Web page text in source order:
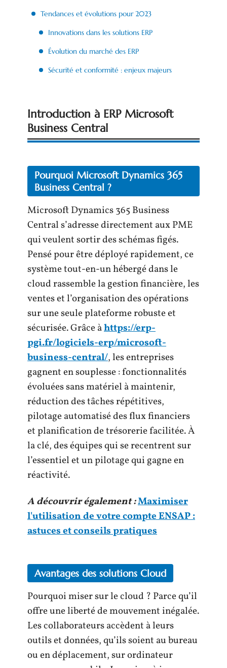
Tendances et évolutions pour 2023
Innovations dans les solutions ERP
Évolution du marché des ERP
Sécurité et conformité : enjeux majeurs
Introduction à ERP Microsoft
Business Central
Pourquoi Microsoft Dynamics 365
Business Central ?
Microsoft Dynamics 365 Business
Central s’adresse directement aux PME
qui veulent sortir des schémas figés.
Pensé pour être déployé rapidement, ce
système tout-en-un hébergé dans le
cloud rassemble la gestion financière, les
ventes et l’organisation des opérations
sur une seule plateforme robuste et
sécurisée. Grâce àhttps://erp-
pgi.fr/logiciels-erp/microsoft-
business-central/, les entreprises
gagnent en souplesse : fonctionnalités
évoluées sans matériel à maintenir,
réduction des tâches répétitives,
pilotage automatisé des flux financiers
et planification de trésorerie facilitée. À
la clé, des équipes qui se recentrent sur
l’essentiel et un pilotage qui gagne en
réactivité.
A découvrir également :Maximiser
l'utilisation de votre compte ENSAP :
astuces et conseils pratiques
Avantages des solutions Cloud
Pourquoi miser sur le cloud ? Parce qu’il
offre une liberté de mouvement inégalée.
Les collaborateurs accèdent à leurs
outils et données, qu’ils soient au bureau
ou en déplacement, sur ordinateur